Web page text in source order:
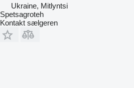
Ukraine, Mitlyntsi
Spetsagroteh
Kontakt sælgeren